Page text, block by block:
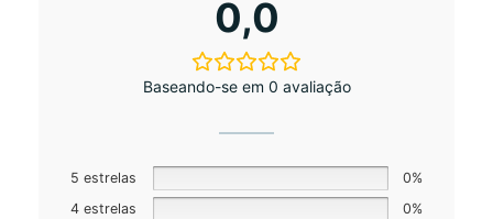
0,0
Baseando-se em 0 avaliação
5 estrelas
0%
4 estrelas
0%